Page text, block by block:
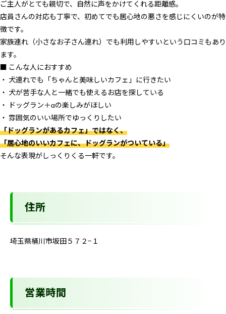
ご主人がとても親切で、自然に声をかけてくれる距離感。
店員さんの対応も丁寧で、初めてでも居心地の悪さを感じにくいのが特
徴です。
家族連れ（小さなお子さん連れ）でも利用しやすいという口コミもあり
ます。
■ こんな人におすすめ
・ 犬連れでも「ちゃんと美味しいカフェ」に行きたい
・ 犬が苦手な人と一緒でも使えるお店を探している
・ ドッグラン＋αの楽しみがほしい
・ 雰囲気のいい場所でゆっくりしたい
「ドッグランがあるカフェ」ではなく、
「居心地のいいカフェに、ドッグランがついている」
そんな表現がしっくりくる一軒です。
住所
埼玉県桶川市坂田５７２−１
営業時間